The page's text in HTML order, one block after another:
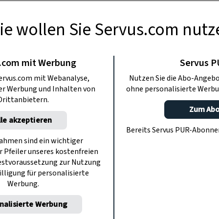
Filz selber
für den Lieblingssessel ist ein
uralte Handwerkstechnik.
wollen Sie Servus.com
mit Werbung
mit Webanalyse,
Werbung und Inhalten von
akzeptieren
sind ein wichtiger
unseres kostenfreien
zur Nutzung
für personalisierte
Werbung.
Werbung
Servus
Nutzen Sie die Abo-
ohne personalisierte
Zum
Bereits Servus PUR-